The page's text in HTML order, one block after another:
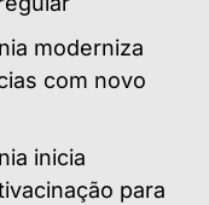
moderniza
com novo
inicia
para